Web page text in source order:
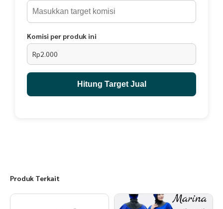
Komisi per produk ini
Rp2.000
Hitung Target Jual
Produk Terkait